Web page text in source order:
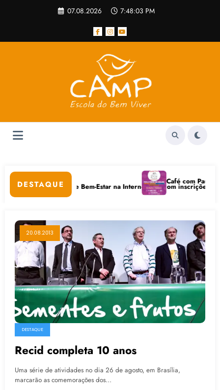
07.08.2026 7:48:03 PM
DESTAQUE
Digitais e Bem-Estar na Internet está com inscrições abertas
Café com Paulo Freire
20.08.2013
DESTAQUE
Recid completa 10 anos
Uma série de atividades no dia 26 de agosto, em Brasília,
marcarão as comemorações dos…